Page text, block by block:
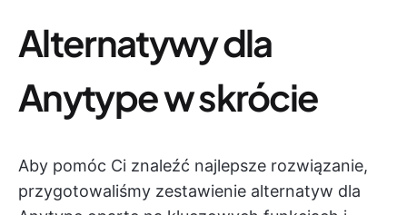
Alternatywy dla
Anytype w skrócie
Aby pomóc Ci znaleźć najlepsze rozwiązanie,
przygotowaliśmy zestawienie alternatyw dla